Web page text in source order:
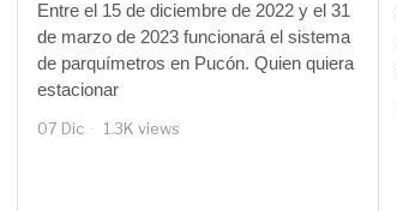
Entre el 15 de diciembre de 2022 y el 31
de marzo de 2023 funcionará el sistema
de parquímetros en Pucón. Quien quiera
estacionar
07 Dic 1.3K views